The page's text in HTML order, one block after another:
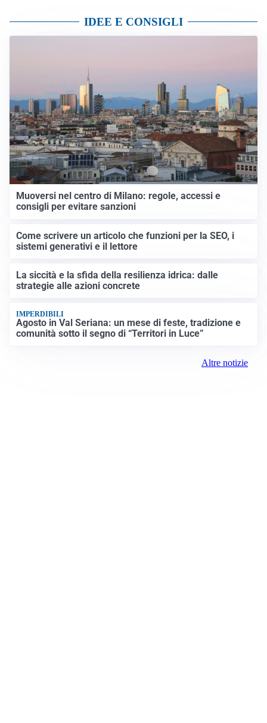
IDEE E CONSIGLI
Muoversi nel centro di Milano: regole, accessi e
consigli per evitare sanzioni
Come scrivere un articolo che funzioni per la SEO, i
sistemi generativi e il lettore
La siccità e la sfida della resilienza idrica: dalle
strategie alle azioni concrete
IMPERDIBILI
Agosto in Val Seriana: un mese di feste, tradizione e
comunità sotto il segno di “Territori in Luce”
Altre notizie